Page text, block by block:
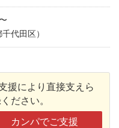
代田区）
援により直接支えら
ださい。
カンパでご支援